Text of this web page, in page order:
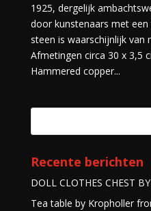
1925, dergelijk
door kunstenaars met
steen is waarschijnlijk van
Afmetingen circa 30 x 3,5
Hammered copper...
Recente berichten
DOLL CLOTHES CHEST
Tea table by Kropholler